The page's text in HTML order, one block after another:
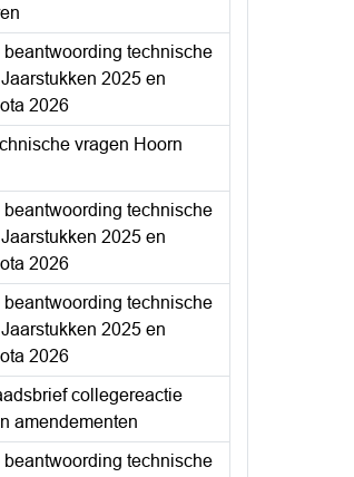
beantwoording technische
2025 en
2026
vragen Hoorn
beantwoording technische
2025 en
2026
beantwoording technische
2025 en
2026
collegereactie
amendementen
beantwoording technische